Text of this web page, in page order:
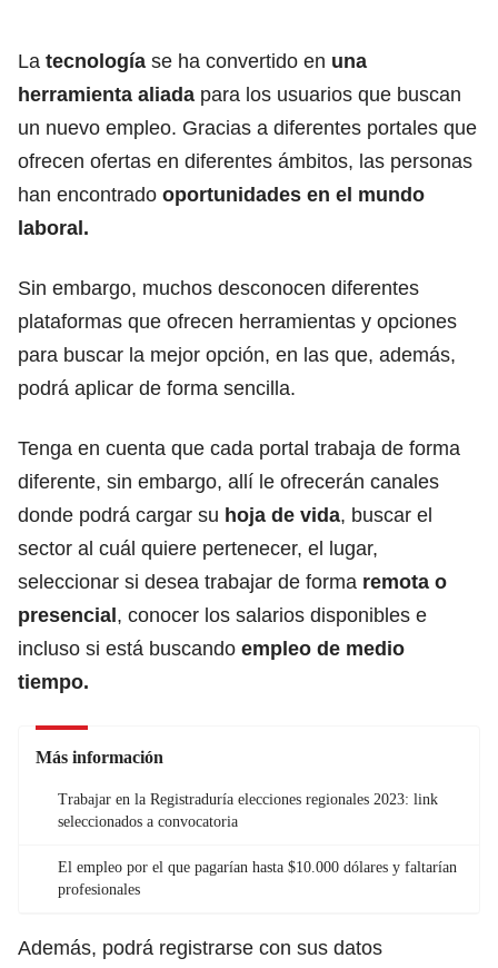
La tecnología se ha convertido en una
herramienta aliada para los usuarios que buscan
un nuevo empleo. Gracias a diferentes portales que
ofrecen ofertas en diferentes ámbitos, las personas
han encontrado oportunidades en el mundo
laboral.
Sin embargo, muchos desconocen diferentes
plataformas que ofrecen herramientas y opciones
para buscar la mejor opción, en las que, además,
podrá aplicar de forma sencilla.
Tenga en cuenta que cada portal trabaja de forma
diferente, sin embargo, allí le ofrecerán canales
donde podrá cargar su hoja de vida, buscar el
sector al cuál quiere pertenecer, el lugar,
seleccionar si desea trabajar de forma remota o
presencial, conocer los salarios disponibles e
incluso si está buscando empleo de medio
tiempo.
Más información
Trabajar en la Registraduría elecciones regionales 2023: link
seleccionados a convocatoria
El empleo por el que pagarían hasta $10.000 dólares y faltarían
profesionales
Además, podrá registrarse con sus datos